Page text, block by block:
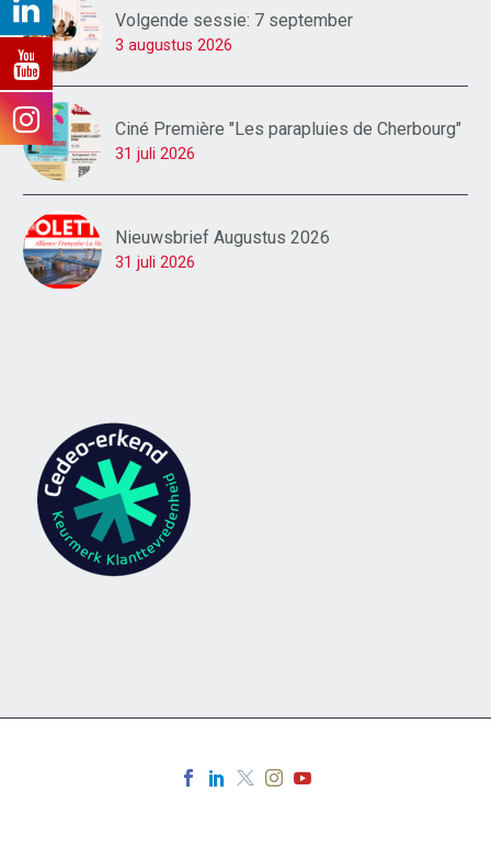
Volgende sessie: 7 september
3 augustus 2026
Ciné Première "Les parapluies de Cherbourg"
31 juli 2026
Nieuwsbrief Augustus 2026
31 juli 2026